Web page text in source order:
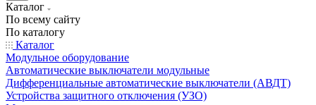
Каталог
По всему сайту
По каталогу
Каталог
Модульное оборудование
Автоматические выключатели модульные
Дифференциальные автоматические выключатели (АВДТ)
Устройства защитного отключения (УЗО)